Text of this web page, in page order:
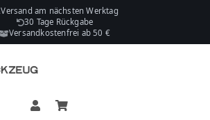
Versand am nächsten Werktag
30 Tage Rückgabe
Versandkostenfrei ab 50 €